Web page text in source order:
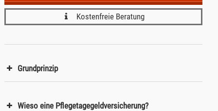
Kostenfreie Beratung
Grundprinzip
Wieso eine Pflegetagegeldversicherung?